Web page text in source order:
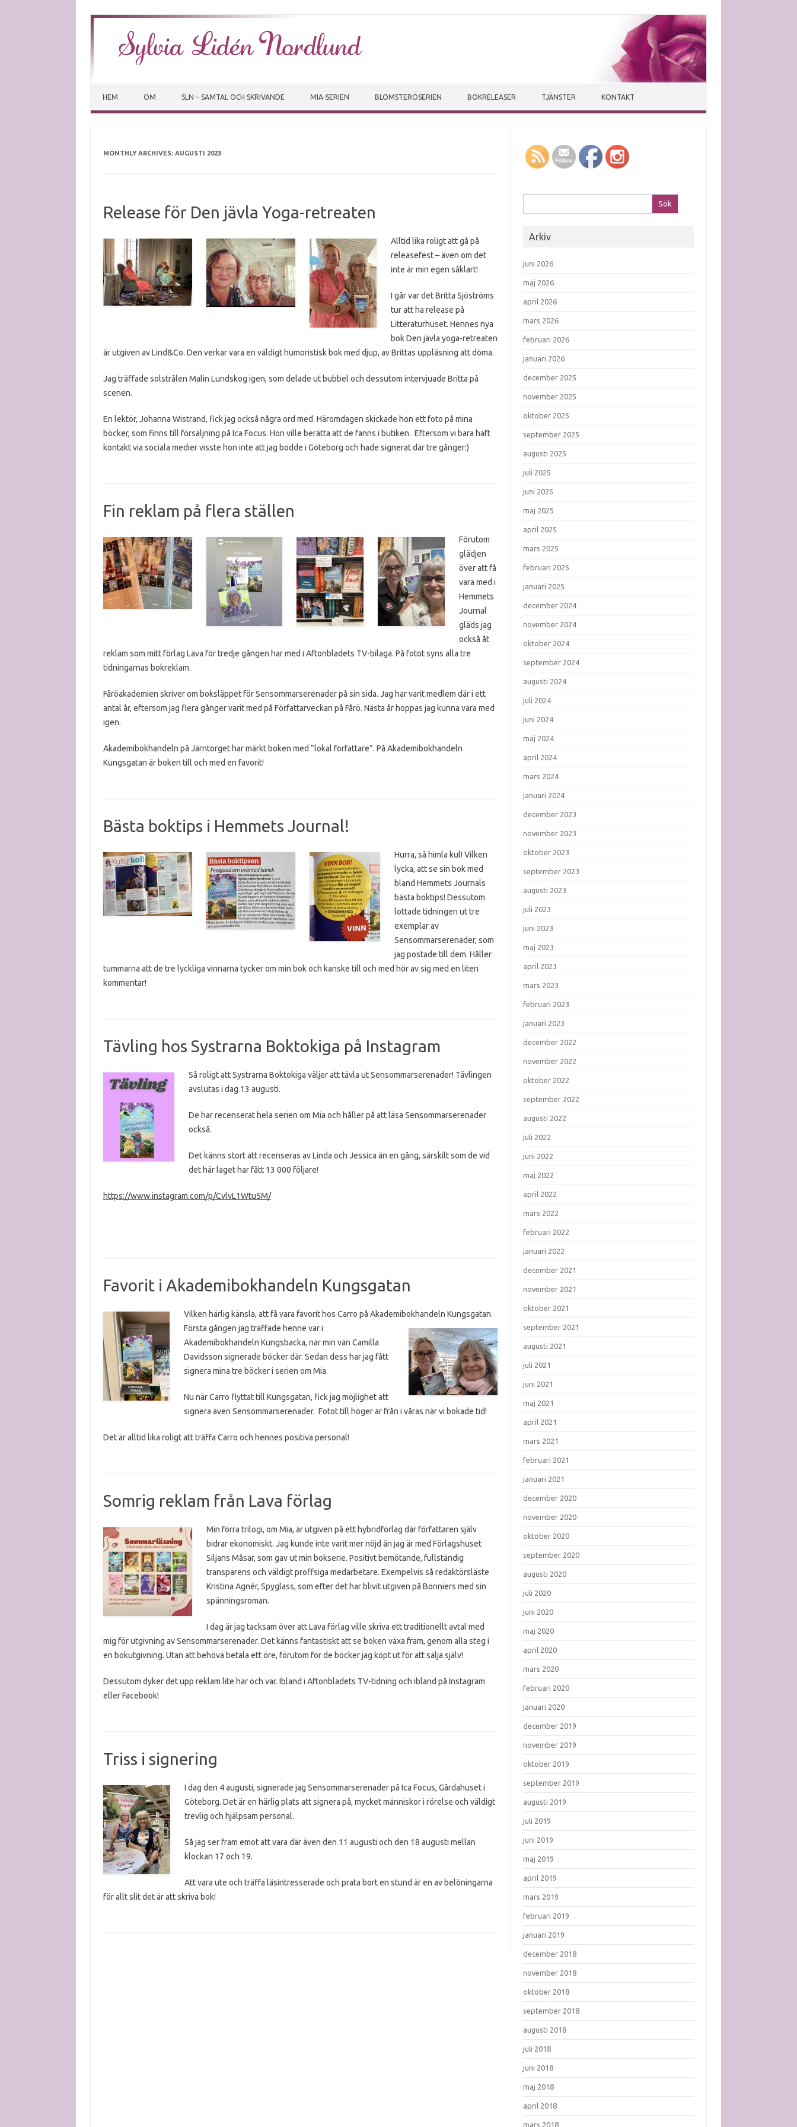
HEM OM SLN – SAMTAL OCH SKRIVANDE MIA-SERIEN BLOMSTERÖSERIEN BOKRELEASER TJÄNSTER KONTAKT
MONTHLY ARCHIVES: AUGUSTI 2023
Release för Den jävla Yoga-retreaten
Alltid lika roligt att gå på
releasefest – även om det
inte är min egen såklart!
I går var det Britta Sjöströms
tur att ha release på
Litteraturhuset. Hennes nya
bok Den jävla yoga-retreaten
är utgiven av Lind&Co. Den verkar vara en väldigt humoristisk bok med djup, av Brittas uppläsning att döma.
Jag träffade solstrålen Malin Lundskog igen, som delade ut bubbel och dessutom intervjuade Britta på
scenen.
En lektör, Johanna Wistrand, fick jag också några ord med. Häromdagen skickade hon ett foto på mina
böcker, som finns till försäljning på Ica Focus. Hon ville berätta att de fanns i butiken. Eftersom vi bara haft
kontakt via sociala medier visste hon inte att jag bodde i Göteborg och hade signerat där tre gånger:)
Fin reklam på flera ställen
Förutom
glädjen
över att få
vara med i
Hemmets
Journal
gläds jag
också åt
reklam som mitt förlag Lava för tredje gången har med i Aftonbladets TV-bilaga. På fotot syns alla tre
tidningarnas bokreklam.
Fåröakademien skriver om boksläppet för Sensommarserenader på sin sida. Jag har varit medlem där i ett
antal år, eftersom jag flera gånger varit med på Författarveckan på Fårö. Nästa år hoppas jag kunna vara med
igen.
Akademibokhandeln på Järntorget har märkt boken med ”lokal författare”. På Akademibokhandeln
Kungsgatan är boken till och med en favorit!
Bästa boktips i Hemmets Journal!
Hurra, så himla kul! Vilken
lycka, att se sin bok med
bland Hemmets Journals
bästa boktips! Dessutom
lottade tidningen ut tre
exemplar av
Sensommarserenader, som
jag postade till dem. Håller
tummarna att de tre lyckliga vinnarna tycker om min bok och kanske till och med hör av sig med en liten
kommentar!
Tävling hos Systrarna Boktokiga på Instagram
Så roligt att Systrarna Boktokiga väljer att tävla ut Sensommarserenader! Tävlingen
avslutas i dag 13 augusti.
De har recenserat hela serien om Mia och håller på att läsa Sensommarserenader
också.
Det känns stort att recenseras av Linda och Jessica än en gång, särskilt som de vid
det här laget har fått 13 000 följare!
https://www.instagram.com/p/CvlvL1Wtu5M/
Favorit i Akademibokhandeln Kungsgatan
Vilken härlig känsla, att få vara favorit hos Carro på Akademibokhandeln Kungsgatan.
Första gången jag träffade henne var i
Akademibokhandeln Kungsbacka, när min vän Camilla
Davidsson signerade böcker där. Sedan dess har jag fått
signera mina tre böcker i serien om Mia.
Nu när Carro flyttat till Kungsgatan, fick jag möjlighet att
signera även Sensommarserenader. Fotot till höger är från i våras när vi bokade tid!
Det är alltid lika roligt att träffa Carro och hennes positiva personal!
Somrig reklam från Lava förlag
Min förra trilogi, om Mia, är utgiven på ett hybridförlag där författaren själv
bidrar ekonomiskt. Jag kunde inte varit mer nöjd än jag är med Förlagshuset
Siljans Måsar, som gav ut min bokserie. Positivt bemötande, fullständig
transparens och väldigt proffsiga medarbetare. Exempelvis så redaktörsläste
Kristina Agnér, Spyglass, som efter det har blivit utgiven på Bonniers med sin
spänningsroman.
I dag är jag tacksam över att Lava förlag ville skriva ett traditionellt avtal med
mig för utgivning av Sensommarserenader. Det känns fantastiskt att se boken växa fram, genom alla steg i
en bokutgivning. Utan att behöva betala ett öre, förutom för de böcker jag köpt ut för att sälja själv!
Dessutom dyker det upp reklam lite här och var. Ibland i Aftonbladets TV-tidning och ibland på Instagram
eller Facebook!
Triss i signering
I dag den 4 augusti, signerade jag Sensommarserenader på Ica Focus, Gårdahuset i
Göteborg. Det är en härlig plats att signera på, mycket människor i rörelse och väldigt
trevlig och hjälpsam personal.
Så jag ser fram emot att vara där även den 11 augusti och den 18 augusti mellan
klockan 17 och 19.
Att vara ute och träffa läsintresserade och prata bort en stund är en av belöningarna
för allt slit det är att skriva bok!
Arkiv
juni 2026
maj 2026
april 2026
mars 2026
februari 2026
januari 2026
december 2025
november 2025
oktober 2025
september 2025
augusti 2025
juli 2025
juni 2025
maj 2025
april 2025
mars 2025
februari 2025
januari 2025
december 2024
november 2024
oktober 2024
september 2024
augusti 2024
juli 2024
juni 2024
maj 2024
april 2024
mars 2024
januari 2024
december 2023
november 2023
oktober 2023
september 2023
augusti 2023
juli 2023
juni 2023
maj 2023
april 2023
mars 2023
februari 2023
januari 2023
december 2022
november 2022
oktober 2022
september 2022
augusti 2022
juli 2022
juni 2022
maj 2022
april 2022
mars 2022
februari 2022
januari 2022
december 2021
november 2021
oktober 2021
september 2021
augusti 2021
juli 2021
juni 2021
maj 2021
april 2021
mars 2021
februari 2021
januari 2021
december 2020
november 2020
oktober 2020
september 2020
augusti 2020
juli 2020
juni 2020
maj 2020
april 2020
mars 2020
februari 2020
januari 2020
december 2019
november 2019
oktober 2019
september 2019
augusti 2019
juli 2019
juni 2019
maj 2019
april 2019
mars 2019
februari 2019
januari 2019
december 2018
november 2018
oktober 2018
september 2018
augusti 2018
juli 2018
juni 2018
maj 2018
april 2018
mars 2018